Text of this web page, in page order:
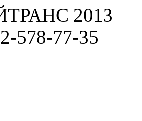
2013
578-77-35